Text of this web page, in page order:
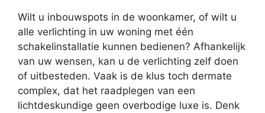
Wilt u inbouwspots in de woonkamer, of wilt u
alle verlichting in uw woning met één
schakelinstallatie kunnen bedienen? Afhankelijk
van uw wensen, kan u de verlichting zelf doen
of uitbesteden. Vaak is de klus toch dermate
complex, dat het raadplegen van een
lichtdeskundige geen overbodige luxe is. Denk